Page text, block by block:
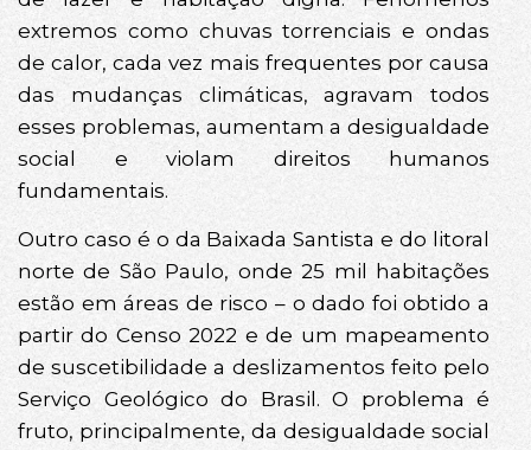
extremos como chuvas torrenciais e ondas
de calor, cada vez mais frequentes por causa
das mudanças climáticas, agravam todos
esses problemas, aumentam a desigualdade
social e violam direitos humanos
fundamentais.
Outro caso é o da Baixada Santista e do litoral
norte de São Paulo, onde 25 mil habitações
estão em áreas de risco – o dado foi obtido a
partir do Censo 2022 e de um mapeamento
de suscetibilidade a deslizamentos feito pelo
Serviço Geológico do Brasil. O problema é
fruto, principalmente, da desigualdade social